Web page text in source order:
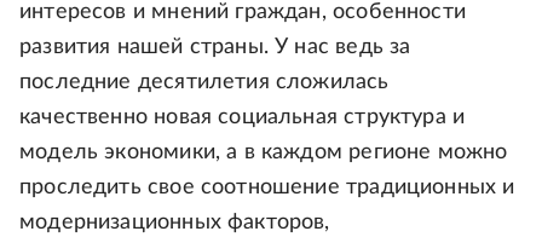
интересов и мнений граждан, особенности
развития нашей страны. У нас ведь за
последние десятилетия сложилась
качественно новая социальная структура и
модель экономики, а в каждом регионе можно
проследить свое соотношение традиционных и
модернизационных факторов,